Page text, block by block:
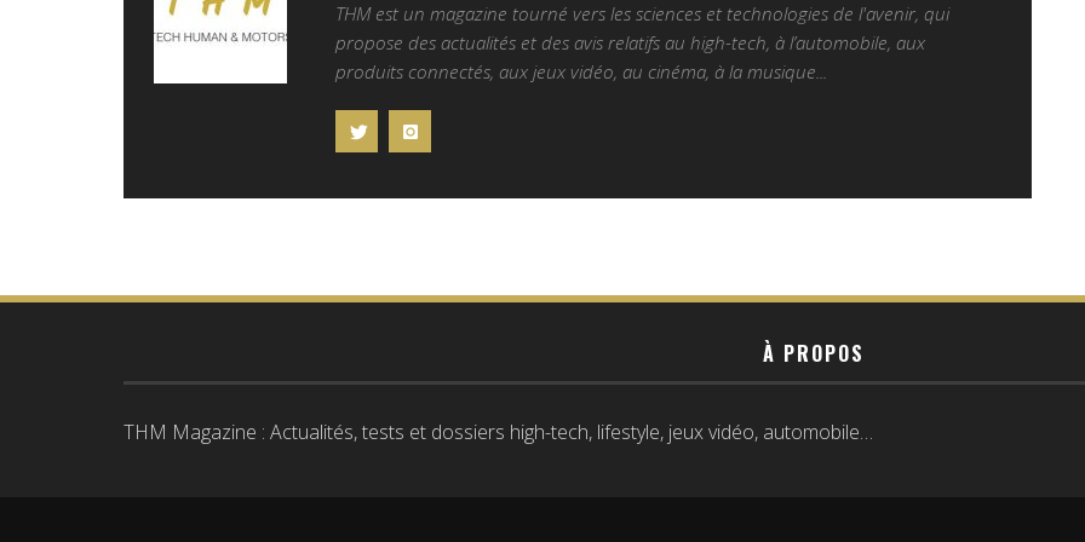
THM est un magazine tourné vers les sciences et technologies de l'avenir, qui
propose des actualités et des avis relatifs au high-tech, à l’automobile, aux
produits connectés, aux jeux vidéo, au cinéma, à la musique...
À PROPOS
THM Magazine : Actualités, tests et dossiers high-tech, lifestyle, jeux vidéo, automobile…